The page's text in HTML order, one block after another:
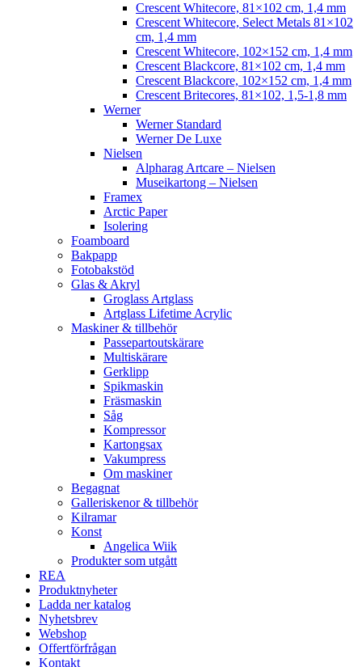
Crescent Whitecore, 81×102 cm, 1,4 mm
Crescent Whitecore, Select Metals 81×102
cm, 1,4 mm
Crescent Whitecore, 102×152 cm, 1,4 mm
Crescent Blackcore, 81×102 cm, 1,4 mm
Crescent Blackcore, 102×152 cm, 1,4 mm
Crescent Britecores, 81×102, 1,5-1,8 mm
Werner
Werner Standard
Werner De Luxe
Nielsen
Alpharag Artcare – Nielsen
Museikartong – Nielsen
Framex
Arctic Paper
Isolering
Foamboard
Bakpapp
Fotobakstöd
Glas & Akryl
Groglass Artglass
Artglass Lifetime Acrylic
Maskiner & tillbehör
Passepartoutskärare
Multiskärare
Gerklipp
Spikmaskin
Fräsmaskin
Såg
Kompressor
Kartongsax
Vakumpress
Om maskiner
Begagnat
Galleriskenor & tillbehör
Kilramar
Konst
Angelica Wiik
Produkter som utgått
REA
Produktnyheter
Ladda ner katalog
Nyhetsbrev
Webshop
Offertförfrågan
Kontakt